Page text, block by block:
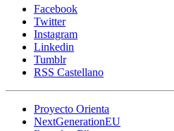
Facebook
Twitter
Instagram
Linkedin
Tumblr
RSS Castellano
Proyecto Orienta
NextGenerationEU